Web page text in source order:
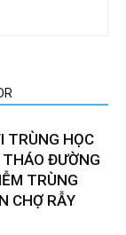
TRÙNG HỌC
ĐƯỜNG
TRÙNG
CHỢ RẪY